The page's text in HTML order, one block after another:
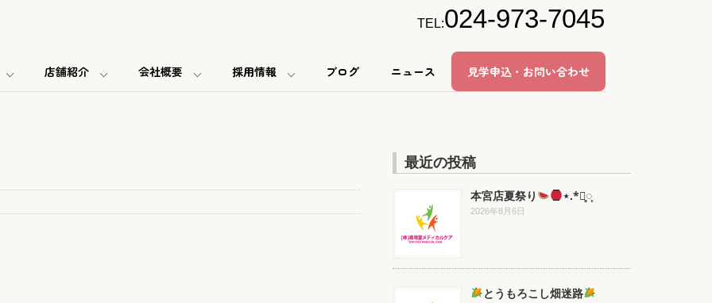
店舗紹介 会社概要 採用情報 ブログ ニュース 見学申込・お問い合わせ
TEL:024-973-7045
最近の投稿
本宮店夏祭り ⋆.*⃝̥◌̥
2026年8月6日
とうもろこし畑迷路